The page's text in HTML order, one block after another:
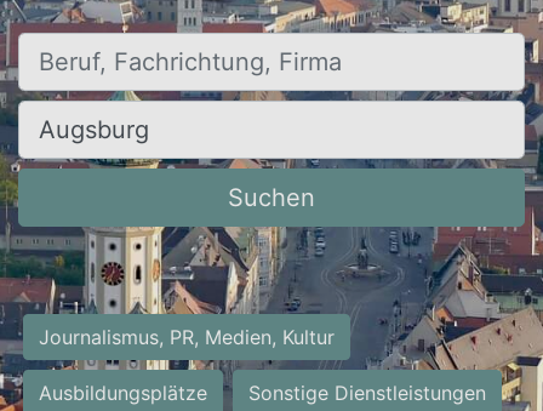
Beruf, Fachrichtung, Firma
Ort, Stadt
Suchen
Journalismus, PR, Medien, Kultur
Ausbildungsplätze Sonstige Dienstleistungen